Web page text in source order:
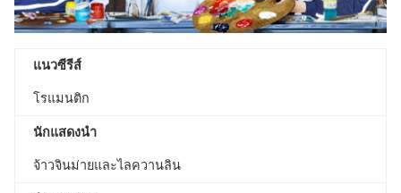
แนวซีรีส์
โรแมนติก
นักแสดงนำ
จ้าวจินม่ายและไลควานลิน